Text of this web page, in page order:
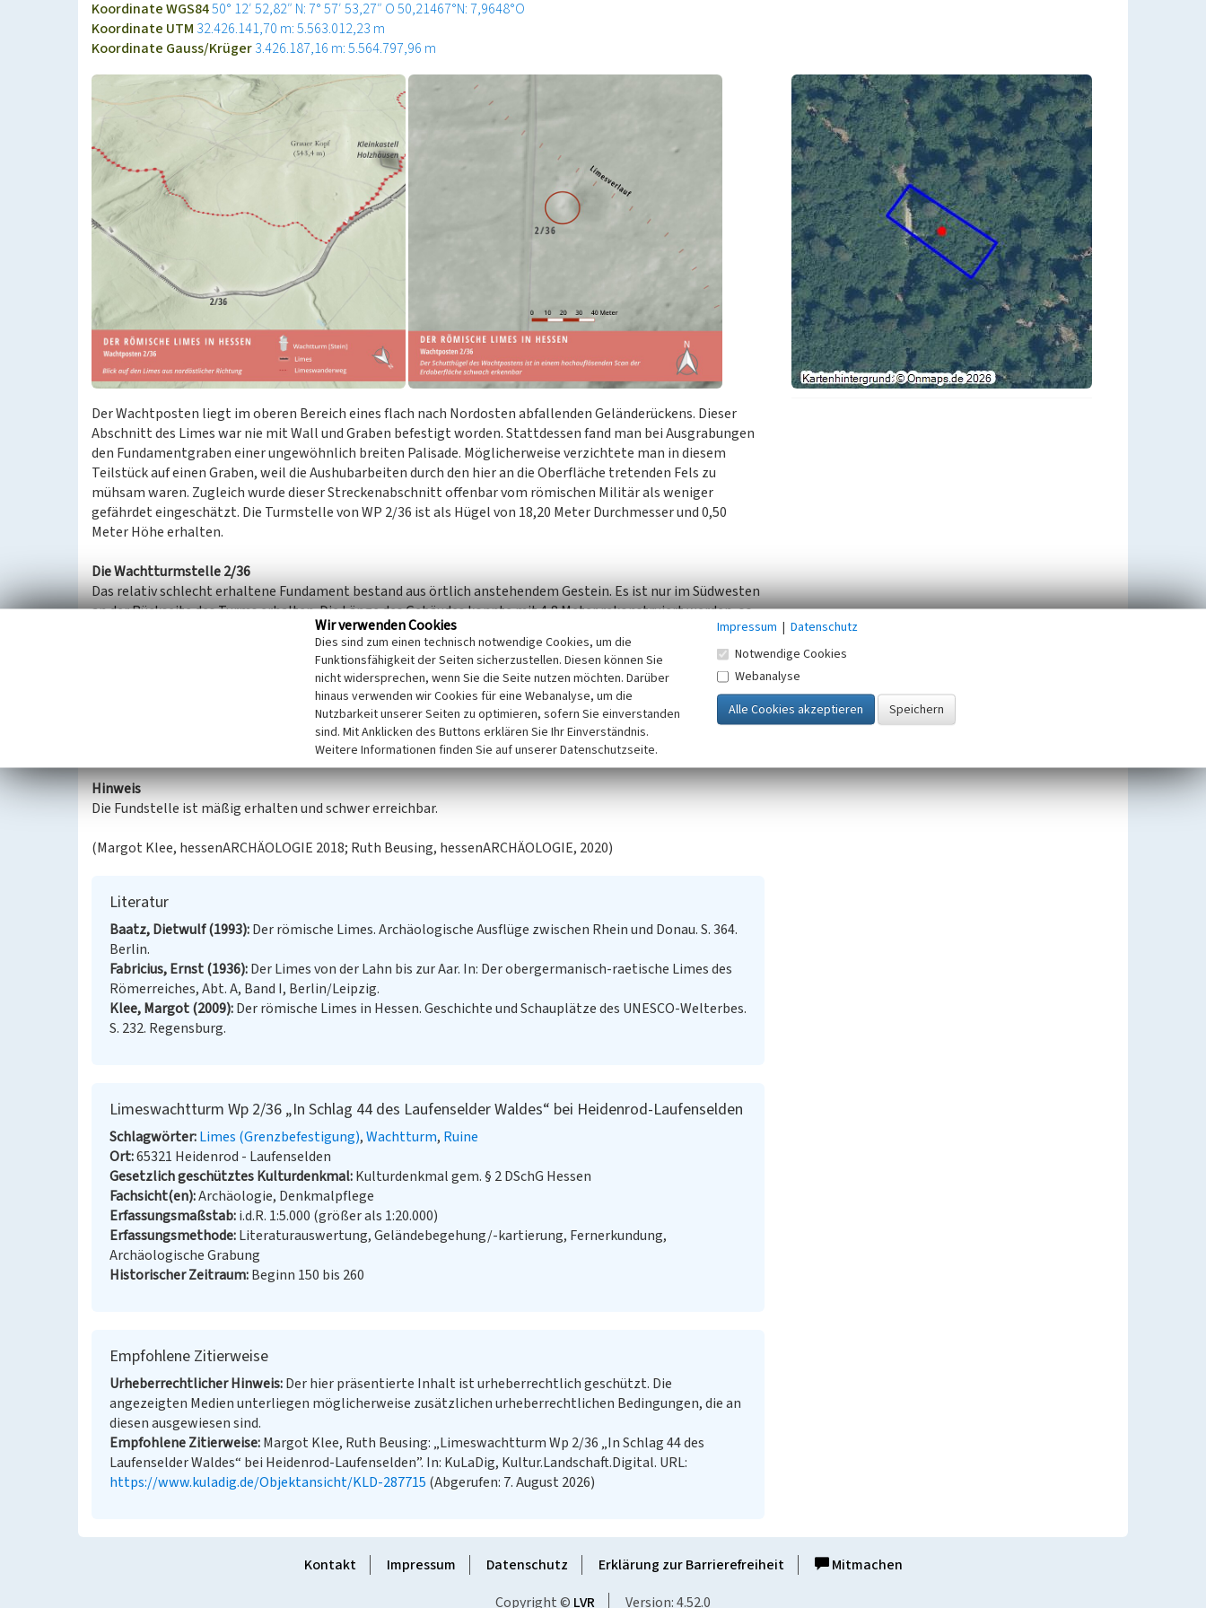
Koordinate WGS8450° 12′ 52,82″ N: 7° 57′ 53,27″ O50,21467°N: 7,9648°O
Koordinate UTM 32.426.141,70 m: 5.563.012,23 m
Koordinate Gauss/Krüger3.426.187,16 m: 5.564.797,96 m
Der Wachtposten liegt im oberen Bereich eines flach nach Nordosten abfallenden Geländerückens. Dieser
Abschnitt des Limes war nie mit Wall und Graben befestigt worden. Stattdessen fand man bei Ausgrabungen
den Fundamentgraben einer ungewöhnlich breiten Palisade. Möglicherweise verzichtete man in diesem
Teilstück auf einen Graben, weil die Aushubarbeiten durch den hier an die Oberfläche tretenden Fels zu
mühsam waren. Zugleich wurde dieser Streckenabschnitt offenbar vom römischen Militär als weniger
gefährdet eingeschätzt. Die Turmstelle von WP 2/36 ist als Hügel von 18,20 Meter Durchmesser und 0,50
Meter Höhe erhalten.
Die Wachtturmstelle 2/36
Das relativ schlecht erhaltene Fundament bestand aus örtlich anstehendem Gestein. Es ist nur im Südwesten
an der Rückseite des Turms erhalten. Die Länge des Gebäudes konnte mit 4,8 Meter rekonstruiert werden, so
dass auch dieser Turm zu den kleineren Bauwerken in diesem Bereich des Obergermanisch-Raetischen Limes
zählt. Der Turm wurde 1896 durch den Archäologen Ludwig Pallat (1867 bis 1946) entdeckt.
Von Kastell Holzhausen kommend dem Laufenselder Weg für 1,85 Kilometer folgen, nach Süden abbiegen,
dem Weg für 200 Meter folgen. Die Turmstelle liegt 20 Meter östlich des Weges, im dichten Jungwald ist sie
besonders im Sommer schwer zu erkennen.
Hinweis
Die Fundstelle ist mäßig erhalten und schwer erreichbar.
(Margot Klee, hessenARCHÄOLOGIE 2018; Ruth Beusing, hessenARCHÄOLOGIE, 2020)
Literatur
Baatz, Dietwulf (1993) Der römische Limes. Archäologische Ausflüge zwischen Rhein und Donau. S. 364.
Berlin.
Fabricius, Ernst (1936) Der Limes von der Lahn bis zur Aar. In: Der obergermanisch-raetische Limes des
Römerreiches, Abt. A, Band I, Berlin/Leipzig.
Klee, Margot (2009) Der römische Limes in Hessen. Geschichte und Schauplätze des UNESCO-Welterbes.
S. 232. Regensburg.
Limeswachtturm Wp 2/36 „In Schlag 44 des Laufenselder Waldes“ bei Heidenrod-Laufenselden
Schlagwörter Limes (Grenzbefestigung) Wachtturm Ruine
Ort 65321 Heidenrod - Laufenselden
Gesetzlich geschütztes Kulturdenkmal Kulturdenkmal gem. § 2 DSchG Hessen
Fachsicht(en) Archäologie, Denkmalpflege
Erfassungsmaßstab i.d.R. 1:5.000 (größer als 1:20.000)
Erfassungsmethode Literaturauswertung, Geländebegehung/-kartierung, Fernerkundung,
Archäologische Grabung
Historischer Zeitraum Beginn 150 bis 260
Empfohlene Zitierweise
Urheberrechtlicher Hinweis Der hier präsentierte Inhalt ist urheberrechtlich geschützt. Die
angezeigten Medien unterliegen möglicherweise zusätzlichen urheberrechtlichen Bedingungen, die an
diesen ausgewiesen sind.
Empfohlene Zitierweise Margot Klee, Ruth Beusing: „Limeswachtturm Wp 2/36 „In Schlag 44 des
Laufenselder Waldes“ bei Heidenrod-Laufenselden”. In: KuLaDig, Kultur.Landschaft.Digital. URL:
https://www.kuladig.de/Objektansicht/KLD-287715 (Abgerufen: 7. August 2026)
Kontakt Impressum Datenschutz Erklärung zur Barrierefreiheit
Mitmachen
Copyright © LVR Version: 4.52.0
Wir verwenden Cookies
Dies sind zum einen technisch notwendige Cookies, um die
Funktionsfähigkeit der Seiten sicherzustellen. Diesen können Sie
nicht widersprechen, wenn Sie die Seite nutzen möchten. Darüber
hinaus verwenden wir Cookies für eine Webanalyse, um die
Nutzbarkeit unserer Seiten zu optimieren, sofern Sie einverstanden
sind. Mit Anklicken des Buttons erklären Sie Ihr Einverständnis.
Weitere Informationen finden Sie auf unserer Datenschutzseite.
Impressum | Datenschutz
Notwendige Cookies
Webanalyse